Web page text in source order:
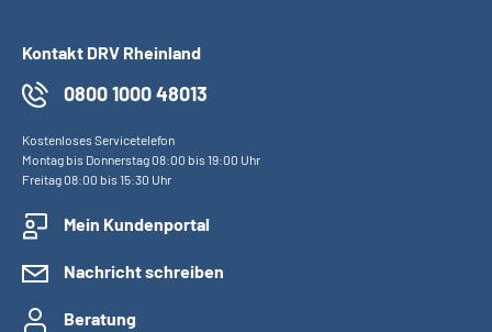
Kontakt DRV Rheinland
0800 1000 48013
Kostenloses Servicetelefon
Montag bis Donnerstag 08:00 bis 19:00 Uhr
Freitag 08:00 bis 15:30 Uhr
Mein Kundenportal
Nachricht schreiben
Beratung